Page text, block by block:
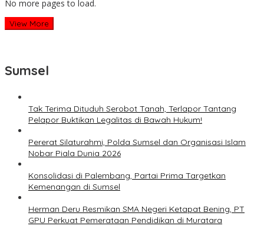
No more pages to load.
View More
Sumsel
Tak Terima Dituduh Serobot Tanah, Terlapor Tantang
Pelapor Buktikan Legalitas di Bawah Hukum!
Pererat Silaturahmi, Polda Sumsel dan Organisasi Islam
Nobar Piala Dunia 2026
Konsolidasi di Palembang, Partai Prima Targetkan
Kemenangan di Sumsel
Herman Deru Resmikan SMA Negeri Ketapat Bening, PT
GPU Perkuat Pemerataan Pendidikan di Muratara